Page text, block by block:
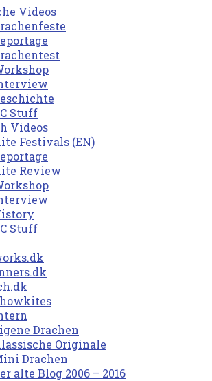
Videos
Stuff
Videos
Festivals (EN)
Review
Stuff
Drachen
Originale
Drachen
alte Blog 2006 – 2016